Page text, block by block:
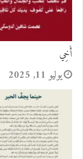
أَخِي
يوليو 11, 2025